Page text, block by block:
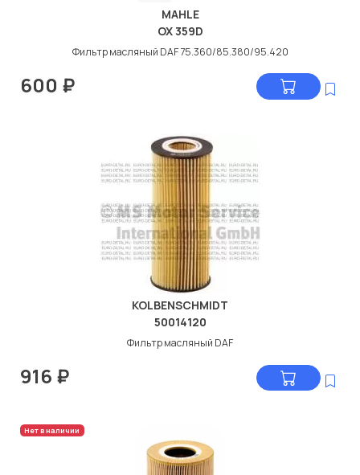
MAHLE
OX 359D
Фильтр масляный DAF 75.360/85.380/95.420
600 ₽
KOLBENSCHMIDT
50014120
Фильтр масляный DAF
916 ₽
Нет в наличии